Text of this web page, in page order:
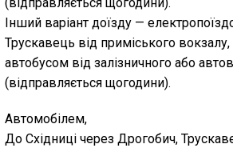
Інший варіант доїзду —
Трускавець від приміського
автобусом від залізничного або
(відправляється щогодини).
Автомобілем,
До Східниці через Дрогобич,